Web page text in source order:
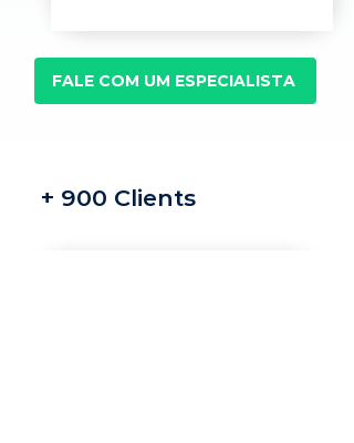
FALE COM UM ESPECIALISTA
+ 900 Clients